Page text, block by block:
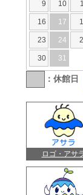
9 10
16 17
23 24
30 31
：休館日
ロゴ・アサ